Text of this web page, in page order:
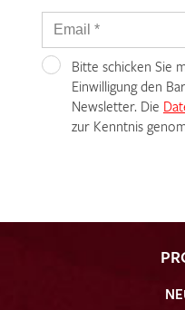
Bitte schicken Sie
Einwilligung den
Newsletter. Die
zur Kenntnis